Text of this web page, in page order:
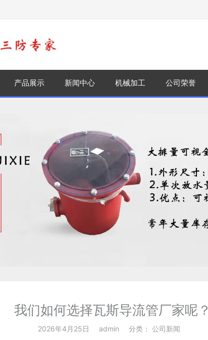
产品展示 新闻中心 机械加工 公司荣誉
我们如何选择瓦斯导流管厂家呢？
2026年4月25日 admin 分类： 公司新闻